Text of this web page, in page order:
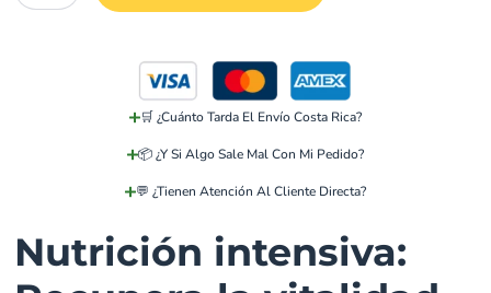
🛒 ¿Cuánto Tarda El Envío Costa Rica?
📦 ¿Y Si Algo Sale Mal Con Mi Pedido?
💬 ¿Tienen Atención Al Cliente Directa?
Nutrición intensiva: